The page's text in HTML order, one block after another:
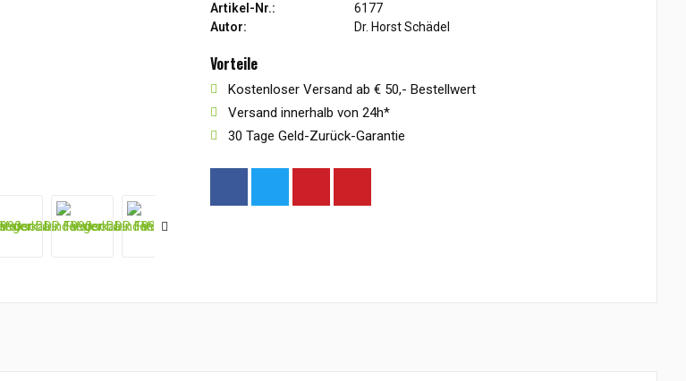
Artikel-Nr.:
6177
Autor:
Dr. Horst Schädel
Vorteile
Kostenloser Versand ab € 50,- Bestellwert
Versand innerhalb von 24h*
30 Tage Geld-Zurück-Garantie